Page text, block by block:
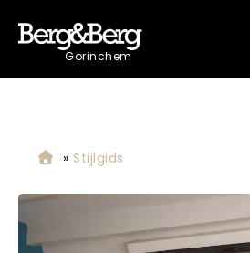
Gorinchem
» Stijlgids